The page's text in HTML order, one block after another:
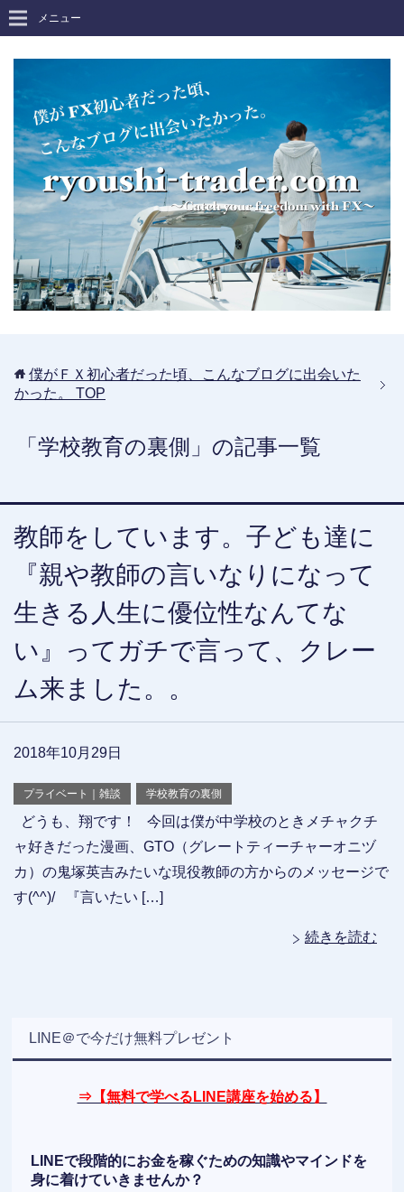
メニュー
僕がＦＸ初心者だった頃、こんなブログに出会いた
かった。
TOP
「学校教育の裏側」の記事一覧
教師をしています。子ども達に
『親や教師の言いなりになって
生きる人生に優位性なんてな
い』ってガチで言って、クレー
ム来ました。。
2018年10月29日
プライベート｜雑談 学校教育の裏側
どうも、翔です！ 今回は僕が中学校のときメチャクチ
ャ好きだった漫画、GTO（グレートティーチャーオニヅ
カ）の鬼塚英吉みたいな現役教師の方からのメッセージで
す(^^)/ 『言いたい […]
続きを読む
LINE＠で今だけ無料プレゼント
⇒【無料で学べるLINE講座を始める】
LINEで段階的にお金を稼ぐための知識やマインドを
身に着けていきませんか？